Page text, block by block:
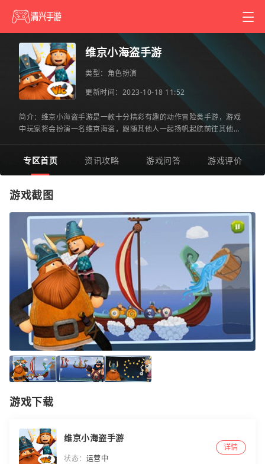
维京小海盗手游
类型： 角色扮演
更新时间：2023-10-18 11:52
简介：维京小海盗手游是一款十分精彩有趣的动作冒险类手游，游戏
中玩家将会扮演一名维京海盗，跟随其他人一起扬帆起航前往其他不
专区首页 资讯攻略 游戏问答 游戏评价
游戏截图
游戏下载
维京小海盗手游
状态： 运营中
详情